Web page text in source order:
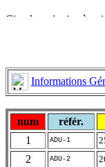
Informations
num référ.
1
ADU-1
2
ADU-2